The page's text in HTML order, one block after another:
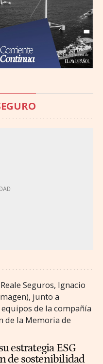
estrategia ESG
de sostenibilidad